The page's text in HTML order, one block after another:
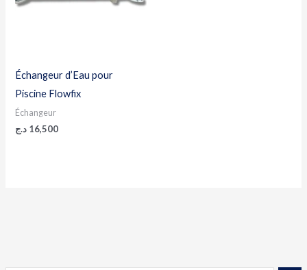
Échangeur d’Eau pour
Piscine Flowfix
Échangeur
16,500 د.ج